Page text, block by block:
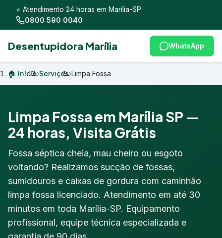
⭐ Atendimento 24 horas em Marília-SP
0800 590 0040
Desentupidora Marília WhatsApp
🏠 Início›Serviços›Limpa Fossa
Limpa Fossa em Marília SP —
24 horas, Visita Grátis
Fossa séptica cheia, mau cheiro ou esgoto
voltando? Realizamos sucção de fossas,
sumidouros e caixas de gordura com caminhão
limpa fossa licenciado. Atendimento em até 30
minutos em toda Marília-SP. Equipamento
profissional, equipe técnica especializada e